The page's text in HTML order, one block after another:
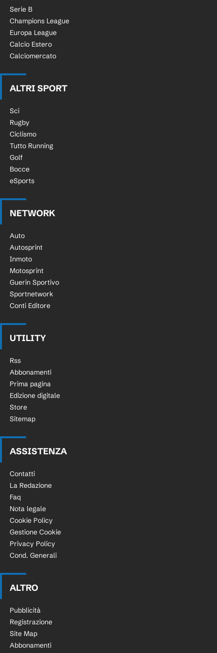
Serie B
Champions League
Europa League
Calcio Estero
Calciomercato
ALTRI SPORT
Sci
Rugby
Ciclismo
Tutto Running
Golf
Bocce
eSports
NETWORK
Auto
Autosprint
Inmoto
Motosprint
Guerin Sportivo
Sportnetwork
Conti Editore
UTILITY
Rss
Abbonamenti
Prima pagina
Edizione digitale
Store
Sitemap
ASSISTENZA
Contatti
La Redazione
Faq
Nota legale
Cookie Policy
Gestione Cookie
Privacy Policy
Cond. Generali
ALTRO
Pubblicità
Registrazione
Site Map
Abbonamenti